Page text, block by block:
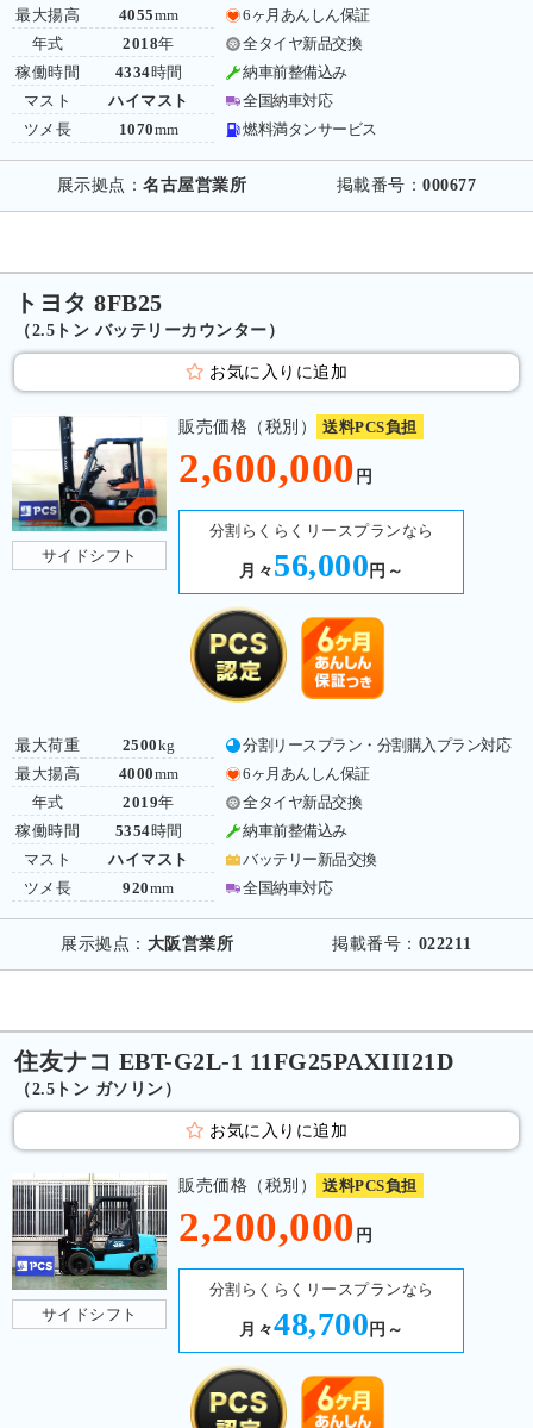
最大揚高
年式
稼働時間
マスト
ツメ長
4055mm
2018年
4334時間
ハイマスト
1070mm
6ヶ月あんしん保証
全タイヤ新品交換
納車前整備込み
全国納車対応
燃料満タンサービス
展示拠点：名古屋営業所 掲載番号：000677
トヨタ 8FB25
（2.5トン バッテリーカウンター）
お気に入りに追加
サイドシフト
販売価格（税別） 送料PCS負担
2,600,000 円
分割らくらくリースプランなら
月々 56,000 円～
最大荷重
最大揚高
年式
稼働時間
マスト
ツメ長
2500kg
4000mm
2019年
5354時間
ハイマスト
920mm
分割リースプラン・分割購入プラン対応
6ヶ月あんしん保証
全タイヤ新品交換
納車前整備込み
バッテリー新品交換
全国納車対応
展示拠点： 大阪営業所 掲載番号： 022211
住友ナコ EBT-G2L-1 11FG25PAXIII21D
（2.5トン ガソリン）
お気に入りに追加
サイドシフト
販売価格（税別） 送料PCS負担
2,200,000 円
分割らくらくリースプランなら
月々48,700 円～